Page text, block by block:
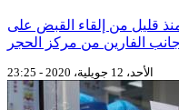
قليل من إلقاء القبض على
الأحد، 12 جويلية، 2020 - 23:25